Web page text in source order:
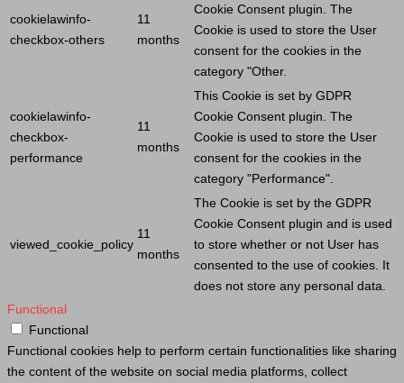
cookielawinfo-
checkbox-others
11
months
Cookie Consent plugin. The
Cookie is used to store the User
consent for the cookies in the
category "Other.
cookielawinfo-
checkbox-
performance
11
months
This Cookie is set by GDPR
Cookie Consent plugin. The
Cookie is used to store the User
consent for the cookies in the
category "Performance".
viewed_cookie_policy
11
months
The Cookie is set by the GDPR
Cookie Consent plugin and is used
to store whether or not User has
consented to the use of cookies. It
does not store any personal data.
Functional
Functional
Functional cookies help to perform certain functionalities like sharing
the content of the website on social media platforms, collect